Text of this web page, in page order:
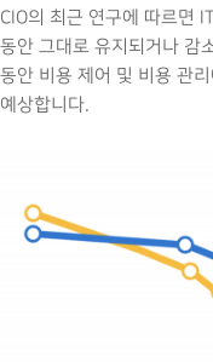
CIO의 최근 연구에 따르면
동안 그대로 유지되거나 감
동안 비용 제어 및 비용 관
예상합니다.